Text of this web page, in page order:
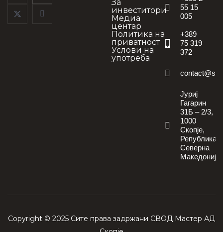
За
инвеститори
Медиа
центар
Политика на
приватност
Услови на
употреба
55 15
005
+389
75 319
372
Јуриј
Гагарин
31Б – 2/3,
1000
Скопје,
Република
Северна
Македонија
Copyright © 2025 Сите права задржани СВОД Мастер АД